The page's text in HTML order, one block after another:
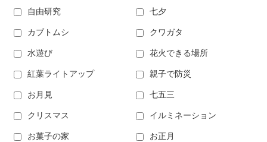
自由研究 七夕
カブトムシ クワガタ
水遊び 花火できる場所
紅葉ライトアップ 親子で防災
お月見 七五三
クリスマス イルミネーション
お菓子の家 お正月